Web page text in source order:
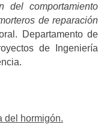
del comportamiento
de reparación
Departamento de
de Ingeniería
del hormigón.